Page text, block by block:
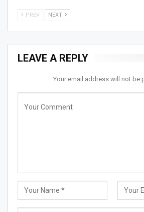
PREV NEXT
LEAVE A REPLY
Your email address will not be